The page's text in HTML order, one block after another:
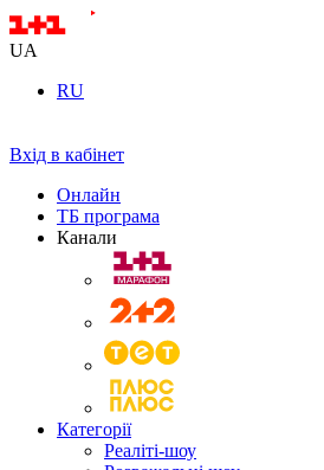
UA
RU
Вхід в кабінет
Онлайн
ТБ програма
Канали
Категорії
Реаліті-шоу